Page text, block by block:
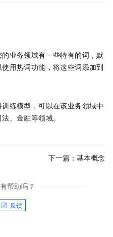
业务领域有一些特有的词，默
用热词功能，将这些词添加到
练模型，可以在该业务领域中
、金融等领域。
下一篇： 基本概念
帮助吗？
反馈